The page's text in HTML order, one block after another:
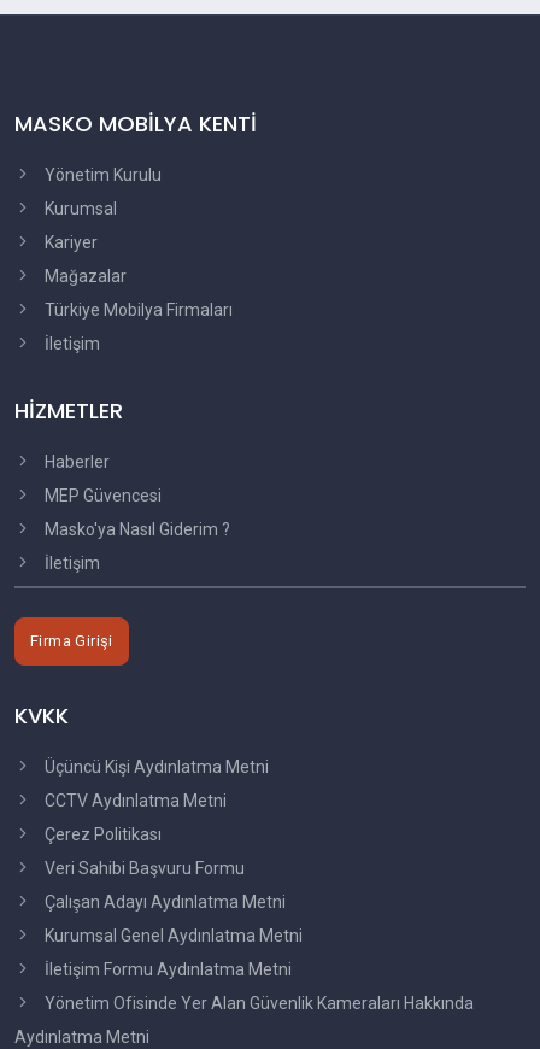
MASKO MOBİLYA KENTİ
Yönetim Kurulu
Kurumsal
Kariyer
Mağazalar
Türkiye Mobilya Firmaları
İletişim
HİZMETLER
Haberler
MEP Güvencesi
Masko'ya Nasıl Giderim ?
İletişim
Firma Girişi
KVKK
Üçüncü Kişi Aydınlatma Metni
CCTV Aydınlatma Metni
Çerez Politikası
Veri Sahibi Başvuru Formu
Çalışan Adayı Aydınlatma Metni
Kurumsal Genel Aydınlatma Metni
İletişim Formu Aydınlatma Metni
Yönetim Ofisinde Yer Alan Güvenlik Kameraları Hakkında
Aydınlatma Metni